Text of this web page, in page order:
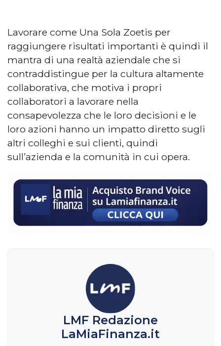
Lavorare come Una Sola Zoetis per
raggiungere risultati importanti è quindi il
mantra di una realtà aziendale che si
contraddistingue per la cultura altamente
collaborativa, che motiva i propri
collaboratori a lavorare nella
consapevolezza che le loro decisioni e le
loro azioni hanno un impatto diretto sugli
altri colleghi e sui clienti, quindi
sull’azienda e la comunità in cui opera.
LMF Redazione
LaMiaFinanza.it